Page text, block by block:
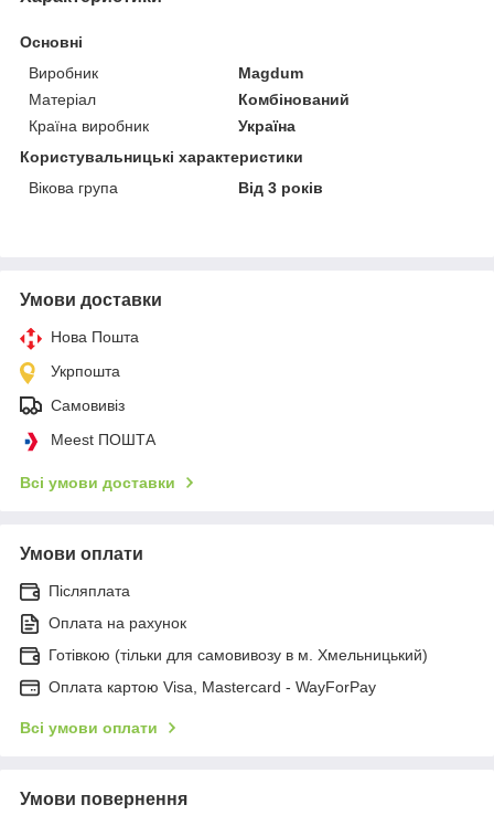
Основні
Виробник
Magdum
Матеріал
Комбінований
Країна виробник
Україна
Користувальницькі характеристики
Вікова група
Від 3 років
Умови доставки
Нова Пошта
Укрпошта
Самовивіз
Meest ПОШТА
Всі умови доставки
Умови оплати
Післяплата
Оплата на рахунок
Готівкою (тільки для самовивозу в м. Хмельницький)
Оплата картою Visa, Mastercard - WayForPay
Всі умови оплати
Умови повернення